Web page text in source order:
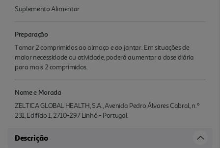
Suplemento Alimentar
Preparação
Tomar 2 comprimidos ao almoço e ao jantar. Em situações de
maior necessidade ou atividade, poderá aumentar a dose diária
para mais 2 comprimidos.
Nome e Morada
ZELTICA GLOBAL HEALTH, S.A., Avenida Pedro Álvares Cabral, n.º
231, Edifício 1, 2710-297 Linhó - Portugal
Descrição